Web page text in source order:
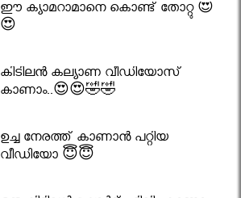
ഈ ക്യാമറാമാനെ കൊണ്ട് തോറ്റു 😍
😍
കിടിലൻ കല്യാണ വീഡിയോസ്
കാണാം..😍😍🤣🤣
ഉച്ച നേരത്ത് കാണാൻ പറ്റിയ
വീഡിയോ 😇😇